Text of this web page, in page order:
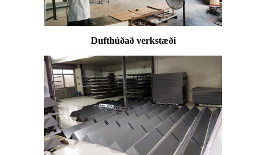
Dufthúðað verkstæði